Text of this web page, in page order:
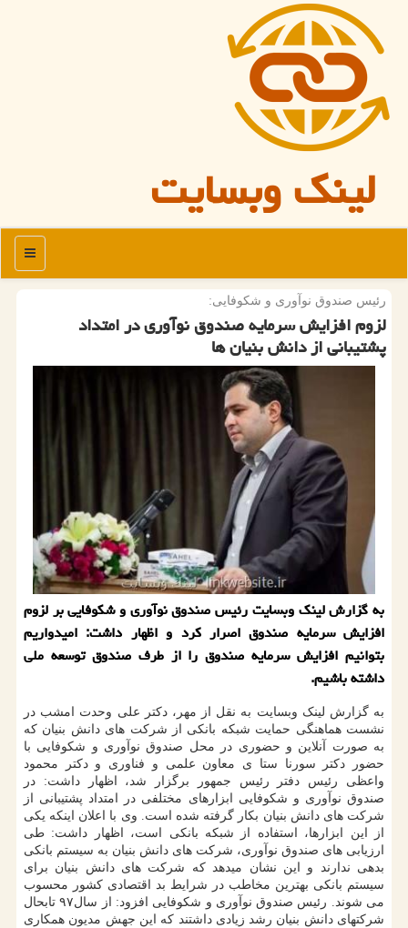
لینک وبسایت
منو
رئیس صندوق نوآوری و شكوفایی:
لزوم افزایش سرمایه صندوق نوآوری در امتداد
پشتیبانی از دانش بنیان ها
به گزارش لینك وبسایت رئیس صندوق نوآوری و شكوفایی بر لزوم
افزایش سرمایه صندوق اصرار كرد و اظهار داشت: امیدواریم
بتوانیم افزایش سرمایه صندوق را از طرف صندوق توسعه ملی
داشته باشیم.
به گزارش لینک وبسایت به نقل از مهر، دکتر علی وحدت امشب در
نشست هماهنگی حمایت شبکه بانکی از شرکت های دانش بنیان که
به صورت آنلاین و حضوری در محل صندوق نوآوری و شکوفایی با
حضور دکتر سورنا ستا ی معاون علمی و فناوری و دکتر محمود
واعظی رئیس دفتر رئیس جمهور برگزار شد، اظهار داشت: در
صندوق نوآوری و شکوفایی ابزارهای مختلفی در امتداد پشتیبانی از
شرکت های دانش بنیان بکار گرفته شده است. وی با اعلان اینکه یکی
از این ابزارها، استفاده از شبکه بانکی است، اظهار داشت: طی
ارزیابی های صندوق نوآوری، شرکت های دانش بنیان به سیستم بانکی
بدهی ندارند و این نشان میدهد که شرکت های دانش بنیان برای
سیستم بانکی بهترین مخاطب در شرایط بد اقتصادی کشور محسوب
می شوند. رئیس صندوق نوآوری و شکوفایی افزود: از سال۹۷ تابحال
شرکتهای دانش بنیان رشد زیادی داشتند که این جهش مدیون همکاری